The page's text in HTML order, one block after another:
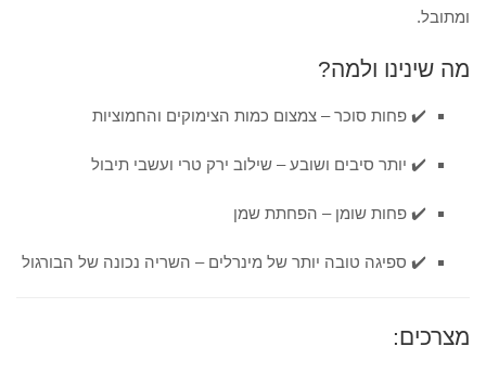
ומתובל.
מה שינינו ולמה?
✔️ פחות סוכר – צמצום כמות הצימוקים והחמוציות
✔️ יותר סיבים ושובע – שילוב ירק טרי ועשבי תיבול
✔️ פחות שומן – הפחתת שמן
✔️ ספיגה טובה יותר של מינרלים – השריה נכונה של הבורגול
מצרכים: